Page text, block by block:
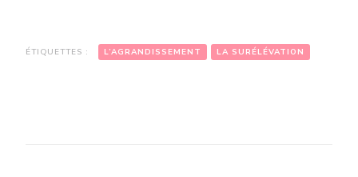
ÉTIQUETTES : L’AGRANDISSEMENT LA SURÉLÉVATION